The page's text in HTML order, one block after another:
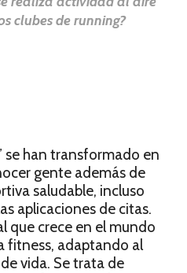
clubes de running?
se han transformado en
gente además de
saludable, incluso
aplicaciones de citas.
que crece en el mundo
fitness, adaptando al
vida. Se trata de